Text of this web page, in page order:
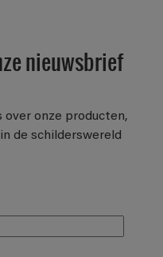
nieuwsbrief
onze producten,
de schilderswereld